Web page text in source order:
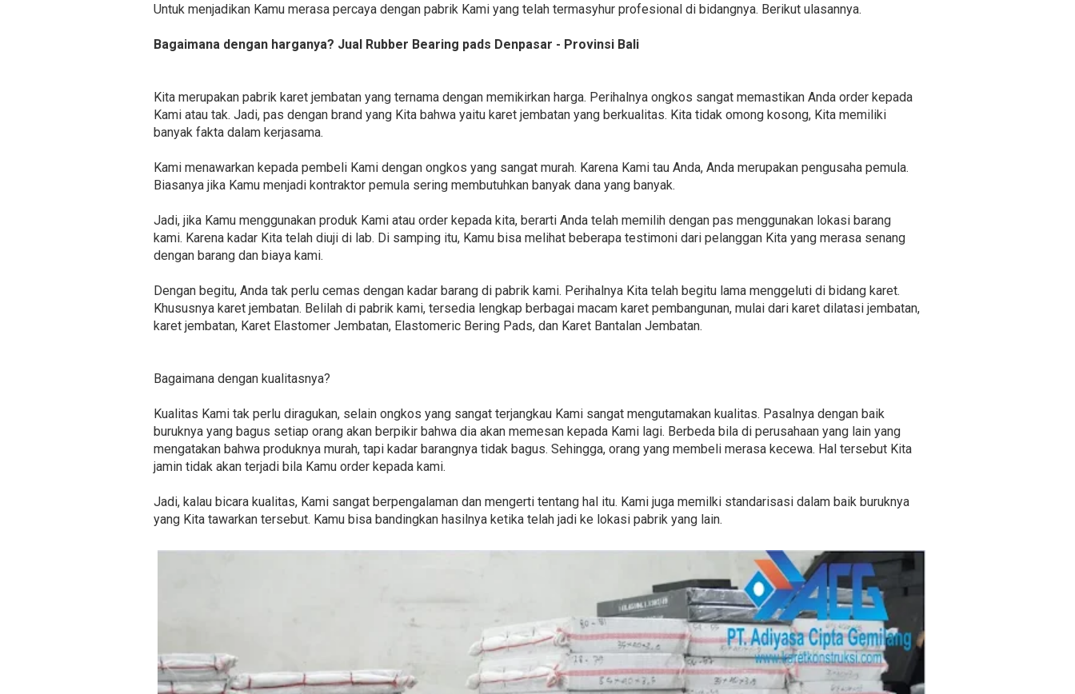
Untuk menjadikan Kamu merasa percaya dengan pabrik Kami yang telah termasyhur profesional di bidangnya. Berikut ulasannya.
Bagaimana dengan harganya? Jual Rubber Bearing pads Denpasar - Provinsi Bali
Kita merupakan pabrik karet jembatan yang ternama dengan memikirkan harga. Perihalnya ongkos sangat memastikan Anda order kepada
Kami atau tak. Jadi, pas dengan brand yang Kita bahwa yaitu karet jembatan yang berkualitas. Kita tidak omong kosong, Kita memiliki
banyak fakta dalam kerjasama.
Kami menawarkan kepada pembeli Kami dengan ongkos yang sangat murah. Karena Kami tau Anda, Anda merupakan pengusaha pemula.
Biasanya jika Kamu menjadi kontraktor pemula sering membutuhkan banyak dana yang banyak.
Jadi, jika Kamu menggunakan produk Kami atau order kepada kita, berarti Anda telah memilih dengan pas menggunakan lokasi barang
kami. Karena kadar Kita telah diuji di lab. Di samping itu, Kamu bisa melihat beberapa testimoni dari pelanggan Kita yang merasa senang
dengan barang dan biaya kami.
Dengan begitu, Anda tak perlu cemas dengan kadar barang di pabrik kami. Perihalnya Kita telah begitu lama menggeluti di bidang karet.
Khususnya karet jembatan. Belilah di pabrik kami, tersedia lengkap berbagai macam karet pembangunan, mulai dari karet dilatasi jembatan,
karet jembatan, Karet Elastomer Jembatan, Elastomeric Bering Pads, dan Karet Bantalan Jembatan.
Bagaimana dengan kualitasnya?
Kualitas Kami tak perlu diragukan, selain ongkos yang sangat terjangkau Kami sangat mengutamakan kualitas. Pasalnya dengan baik
buruknya yang bagus setiap orang akan berpikir bahwa dia akan memesan kepada Kami lagi. Berbeda bila di perusahaan yang lain yang
mengatakan bahwa produknya murah, tapi kadar barangnya tidak bagus. Sehingga, orang yang membeli merasa kecewa. Hal tersebut Kita
jamin tidak akan terjadi bila Kamu order kepada kami.
Jadi, kalau bicara kualitas, Kami sangat berpengalaman dan mengerti tentang hal itu. Kami juga memilki standarisasi dalam baik buruknya
yang Kita tawarkan tersebut. Kamu bisa bandingkan hasilnya ketika telah jadi ke lokasi pabrik yang lain.